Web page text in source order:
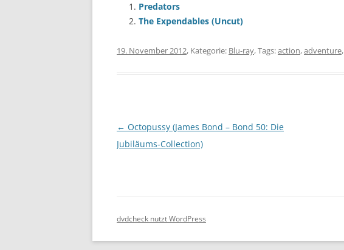
Predators
The Expendables (Uncut)
19. November 2012, Kategorie: Blu-ray, Tags:action,adventure,
Beitragsnavigation
← Octopussy (James Bond – Bond 50: Die
Jubiläums-Collection)
dvdcheck nutzt WordPress